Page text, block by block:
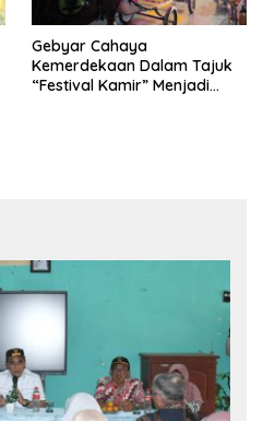
Gebyar Cahaya
Kemerdekaan Dalam Tajuk
“Festival Kamir” Menjadi